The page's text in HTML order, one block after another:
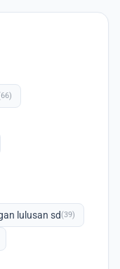
lulusan sd(39)